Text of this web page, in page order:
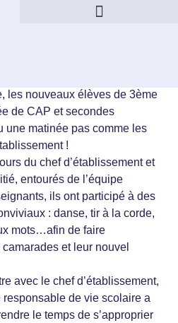
coeur, car le royaume des
les nouveaux élèves de 3ème
de CAP et secondes
une matinée pas comme les
!
du chef d’établissement et
entourés de l’équipe
ils ont participé à des
: danse, tir à la corde,
mots…afin de faire
et leur nouvel
avec le chef d’établissement,
responsable de vie scolaire a
le temps de s’approprier